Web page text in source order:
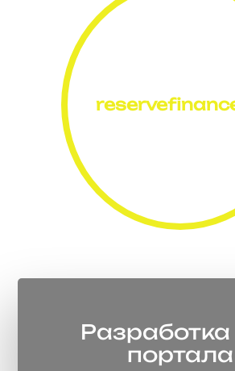
Разработка
портала